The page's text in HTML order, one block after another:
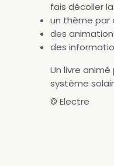
fais décoller
un thème par
des
des
Un livre
système
© Electre